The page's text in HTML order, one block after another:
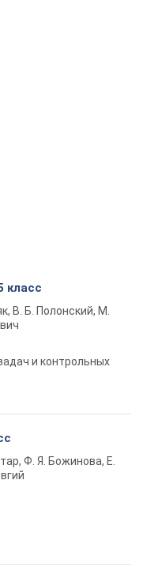
класс
В. Б. Полонский, М.
и контрольных
Ф. Я. Божинова, Е.